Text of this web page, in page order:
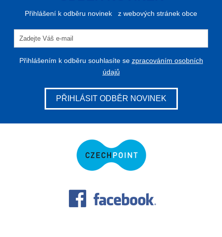
Přihlášení k odběru novinek z webových stránek obce
Přihlášením k odběru souhlasíte se zpracováním osobních
údajů
PŘIHLÁSIT ODBĚR NOVINEK